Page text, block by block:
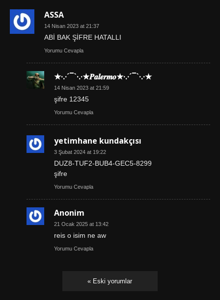
ASSA
14 Nisan 2023 at 21:37
ABİ BAK ŞİFRE HATALLI
Yorumu Cevapla
★·.·´¯`·.·★𝑷𝒂𝒍𝒆𝒓𝒎𝒐★·.·´¯`·.·★
14 Nisan 2023 at 21:59
şifre 12345
Yorumu Cevapla
yetimhane kundakçısı
3 Şubat 2024 at 19:22
DUZ8-TUF2-BUB4-GEC5-8299
şifre
Yorumu Cevapla
Anonim
21 Ocak 2025 at 13:42
reis o isim ne aw
Yorumu Cevapla
« Eski yorumlar